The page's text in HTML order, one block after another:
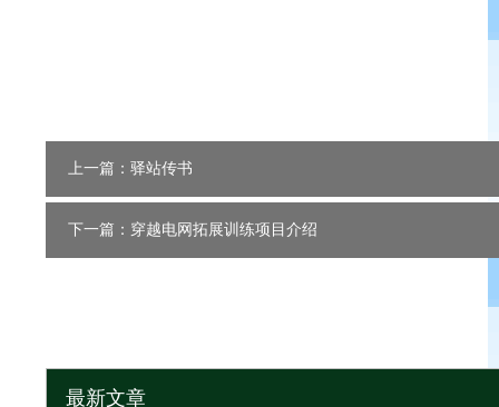
上一篇：驿站传书
下一篇：穿越电网拓展训练项目介绍
最新文章